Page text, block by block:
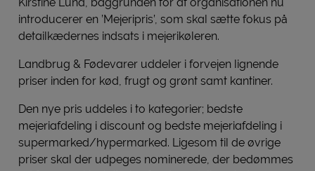
introducerer en ’Mejeripris’, som skal sætte fokus på
detailkædernes indsats i mejerikøleren.
Landbrug & Fødevarer uddeler i forvejen lignende
priser inden for kød, frugt og grønt samt kantiner.
Den nye pris uddeles i to kategorier; bedste
mejeriafdeling i discount og bedste mejeriafdeling i
supermarked/hypermarked. Ligesom til de øvrige
priser skal der udpeges nominerede, der bedømmes